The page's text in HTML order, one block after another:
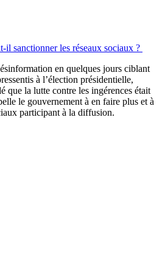
il sanctionner les réseaux sociaux ?
en quelques jours ciblant
à l’élection présidentielle,
que la lutte contre les ingérences était
le gouvernement à en faire plus et à
participant à la diffusion.